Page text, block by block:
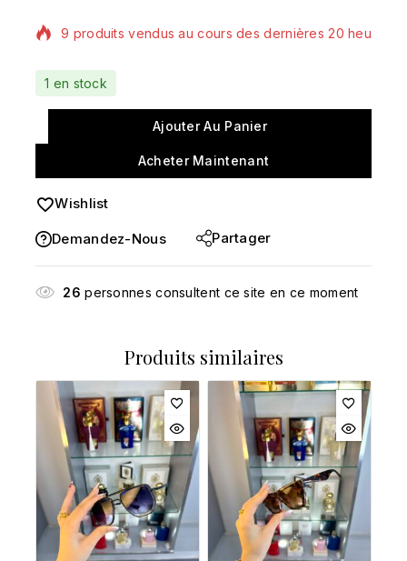
9 produits vendus au cours des dernières 20 heures
Vente rapide ! Plus de 9 personnes ont dans leur
panier
1 en stock
Ajouter Au Panier
Acheter Maintenant
Wishlist
Demandez-Nous Partager
26 personnes consultent ce site en ce moment
Produits similaires